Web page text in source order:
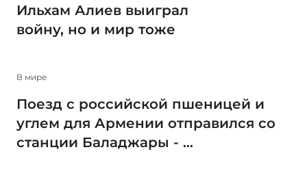
Ильхам Алиев выиграл
войну, но и мир тоже
В мире
Поезд с российской пшеницей и
углем для Армении отправился со
станции Баладжары - ...